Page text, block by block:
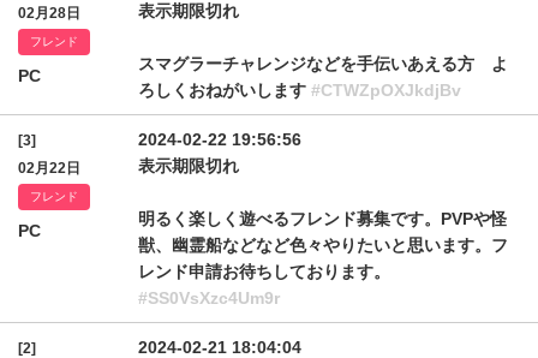
02月28日
フレンド
PC
表示期限切れ
スマグラーチャレンジなどを手伝いあえる方 よ
ろしくおねがいします #CTWZpOXJkdjBv
[3]
02月22日
フレンド
PC
2024-02-22 19:56:56
表示期限切れ
明るく楽しく遊べるフレンド募集です。PVPや怪
獣、幽霊船などなど色々やりたいと思います。フ
レンド申請お待ちしております。
#SS0VsXzc4Um9r
[2]
2024-02-21 18:04:04